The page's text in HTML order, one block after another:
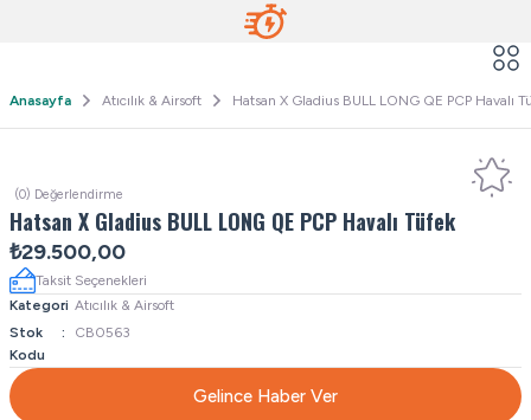
Anasayfa Atıcılık & Airsoft Hatsan X Gladius BULL LONG QE PCP Havalı
(0) Değerlendirme
Hatsan X Gladius BULL LONG QE PCP Havalı Tüfek
₺29.500,00
Taksit Seçenekleri
Kategori Atıcılık & Airsoft
Stok
Kodu
CB0563
Gelince Haber Ver